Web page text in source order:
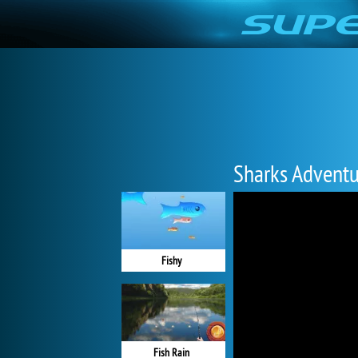
Sharks
Fishy
Fish Rain